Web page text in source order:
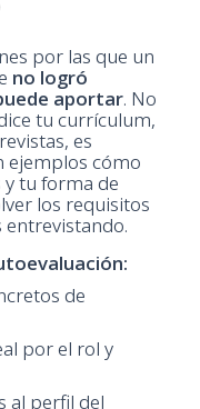
por las que un
no logró
aportar. No
tu currículum,
es
ejemplos cómo
tu forma de
los requisitos
entrevistando.
de
por el rol y
al perfil del